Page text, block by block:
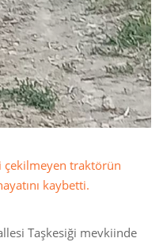
çekilmeyen traktörün
kaybetti.
Taşkesiği mevkiinde